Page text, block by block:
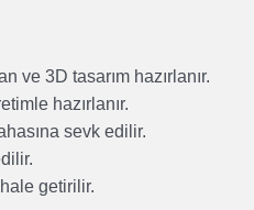
ve 3D tasarım hazırlanır.
hazırlanır.
sevk edilir.
getirilir.